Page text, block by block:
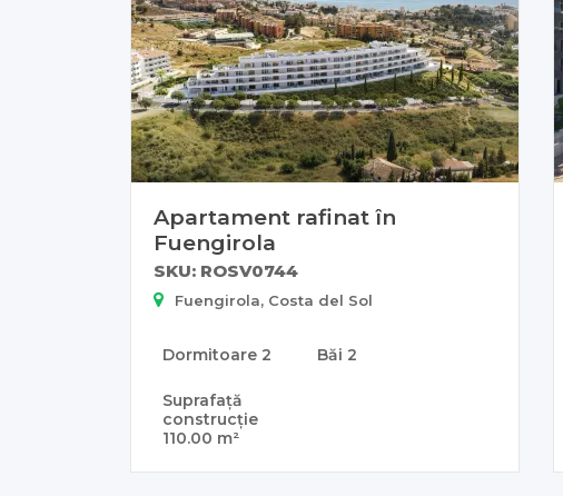
Apartament rafinat în
Fuengirola
SKU: ROSV0744
Fuengirola, Costa del Sol
Dormitoare 2 Băi 2
Suprafață
construcție
110.00 m²